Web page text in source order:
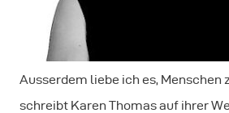
Ausserdem liebe ich es, Menschen
schreibt Karen Thomas auf ihrer